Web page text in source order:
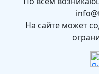
На сайте может